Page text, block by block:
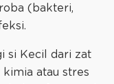
(bakteri,
si Kecil dari zat
atau stres